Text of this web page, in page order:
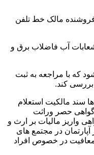
فروشنده مالک خط تلفن
آب فاضلاب برق و
که با مراجعه به ثبت
کند.
سند مالکیت استعلام
حصر وراثت
واریز مالیات بر ارث و
در مجتمع های
در خصوص افراد